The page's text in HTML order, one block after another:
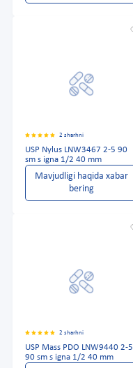
2 sharhni
USP Nylus LNW3467 2-5 90
sm s igna 1/2 40 mm
Mavjudligi haqida xabar
bering
2 sharhni
USP Mass PDO LNW9440 2-5
90 sm s igna 1/2 40 mm